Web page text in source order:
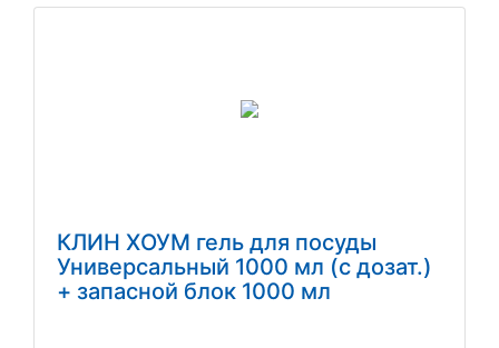
КЛИН ХОУМ гель для посуды
Универсальный 1000 мл (с дозат.)
+ запасной блок 1000 мл